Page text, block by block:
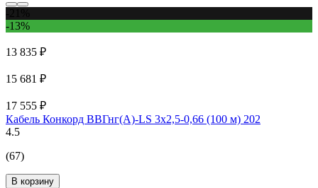
-13%
13 835 ₽
15 681 ₽
17 555 ₽
Кабель Конкорд ВВГнг(А)-LS 3х2,5-0,66 (100 м) 202
4.5
(67)
В корзину